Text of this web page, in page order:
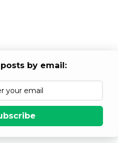
by email: